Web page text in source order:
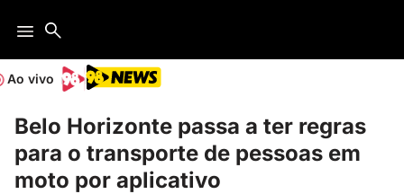
Ao vivo
Belo Horizonte passa a ter regras
para o transporte de pessoas em
moto por aplicativo